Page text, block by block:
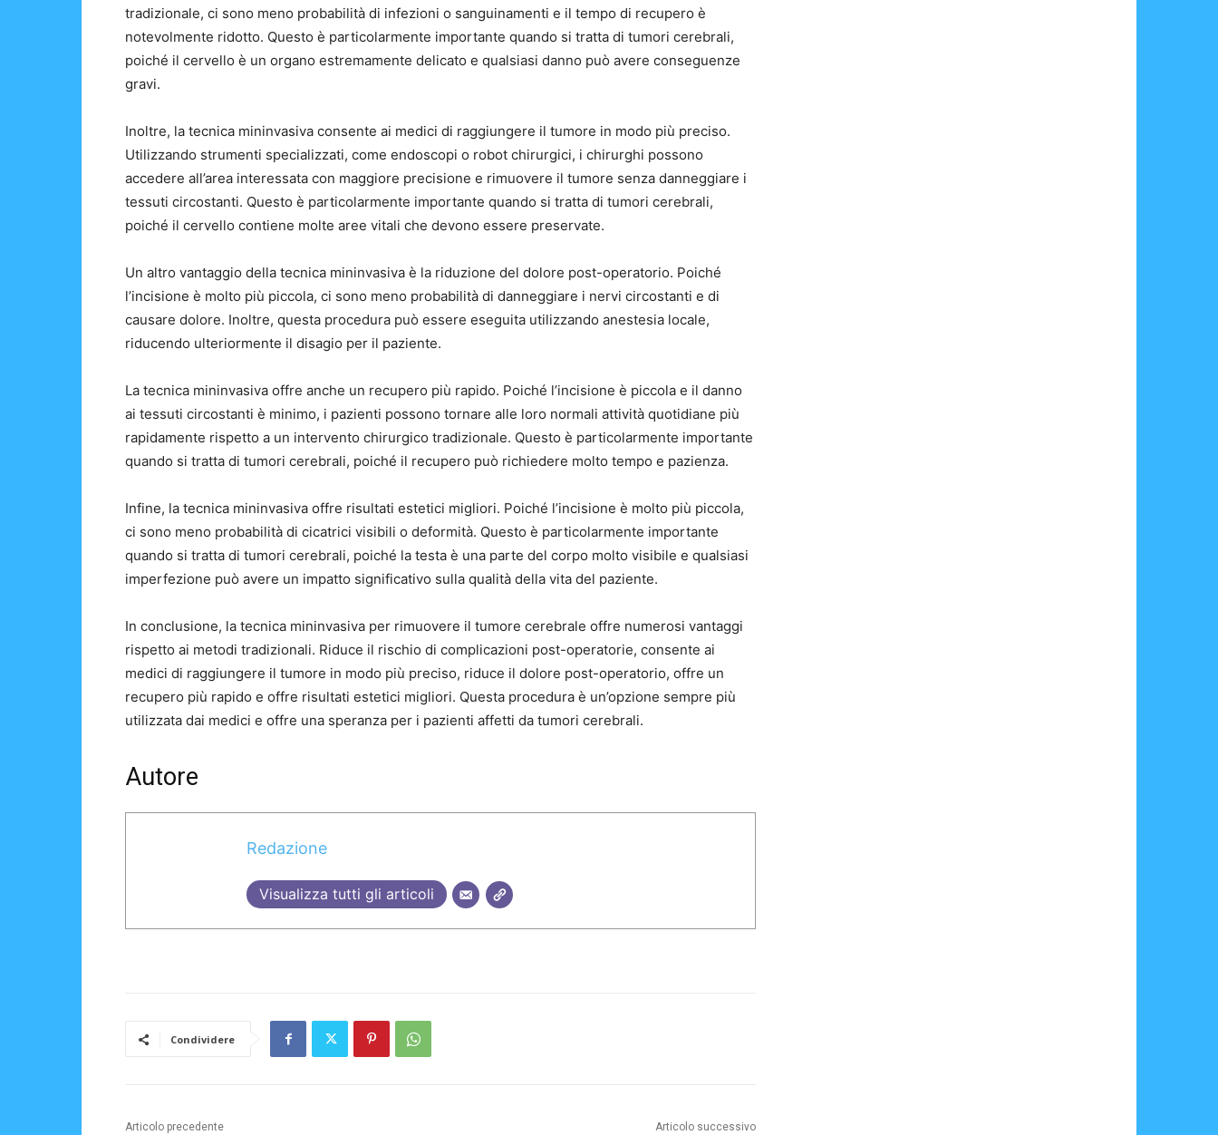
tradizionale, ci sono meno probabilità di infezioni o sanguinamenti e il tempo di recupero è
notevolmente ridotto. Questo è particolarmente importante quando si tratta di tumori cerebrali,
poiché il cervello è un organo estremamente delicato e qualsiasi danno può avere conseguenze
gravi.
Inoltre, la tecnica mininvasiva consente ai medici di raggiungere il tumore in modo più preciso.
Utilizzando strumenti specializzati, come endoscopi o robot chirurgici, i chirurghi possono
accedere all’area interessata con maggiore precisione e rimuovere il tumore senza danneggiare i
tessuti circostanti. Questo è particolarmente importante quando si tratta di tumori cerebrali,
poiché il cervello contiene molte aree vitali che devono essere preservate.
Un altro vantaggio della tecnica mininvasiva è la riduzione del dolore post-operatorio. Poiché
l’incisione è molto più piccola, ci sono meno probabilità di danneggiare i nervi circostanti e di
causare dolore. Inoltre, questa procedura può essere eseguita utilizzando anestesia locale,
riducendo ulteriormente il disagio per il paziente.
La tecnica mininvasiva offre anche un recupero più rapido. Poiché l’incisione è piccola e il danno
ai tessuti circostanti è minimo, i pazienti possono tornare alle loro normali attività quotidiane più
rapidamente rispetto a un intervento chirurgico tradizionale. Questo è particolarmente importante
quando si tratta di tumori cerebrali, poiché il recupero può richiedere molto tempo e pazienza.
Infine, la tecnica mininvasiva offre risultati estetici migliori. Poiché l’incisione è molto più piccola,
ci sono meno probabilità di cicatrici visibili o deformità. Questo è particolarmente importante
quando si tratta di tumori cerebrali, poiché la testa è una parte del corpo molto visibile e qualsiasi
imperfezione può avere un impatto significativo sulla qualità della vita del paziente.
In conclusione, la tecnica mininvasiva per rimuovere il tumore cerebrale offre numerosi vantaggi
rispetto ai metodi tradizionali. Riduce il rischio di complicazioni post-operatorie, consente ai
medici di raggiungere il tumore in modo più preciso, riduce il dolore post-operatorio, offre un
recupero più rapido e offre risultati estetici migliori. Questa procedura è un’opzione sempre più
utilizzata dai medici e offre una speranza per i pazienti affetti da tumori cerebrali.
Autore
Redazione
Visualizza tutti gli articoli
Condividere
Articolo precedente Articolo successivo